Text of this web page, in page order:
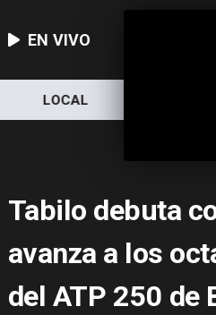
EN VIVO
LOCAL
Tabilo debuta
avanza a los
del ATP 250 de